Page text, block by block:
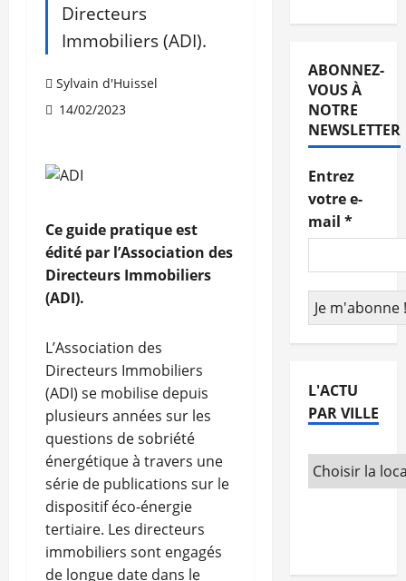
Directeurs
Immobiliers (ADI).
Sylvain d'Huissel
14/02/2023
Ce guide pratique est
édité par l’Association des
Directeurs Immobiliers
(ADI).
L’Association des
Directeurs Immobiliers
(ADI) se mobilise depuis
plusieurs années sur les
questions de sobriété
énergétique à travers une
série de publications sur le
dispositif éco-énergie
tertiaire. Les directeurs
immobiliers sont engagés
de longue date dans le
ABONNEZ-
VOUS À
NOTRE
NEWSLETTER
Entrez
votre e-
mail *
L'ACTU
PAR VILLE